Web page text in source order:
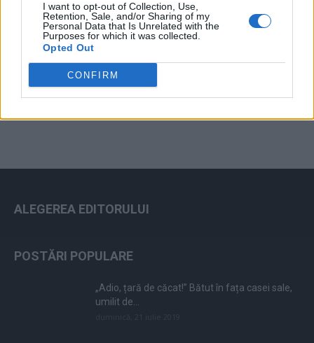
I want to opt-out of Collection, Use,
Retention, Sale, and/or Sharing of my
Personal Data that Is Unrelated with the
Purposes for which it was collected.
Opted Out
CONFIRM ad
ALEGEREA EDITORULUI
POSTĂRI POPULARE
„Adio, țară de căcat!” Bătut în fața casei sale,
umilit de...